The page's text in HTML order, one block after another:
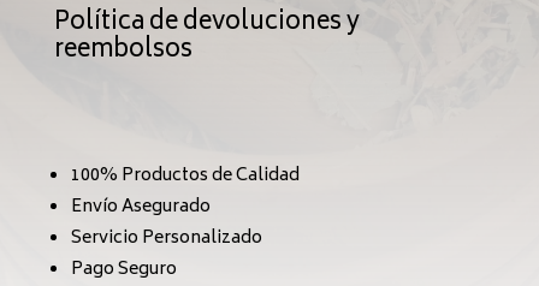
Política de devoluciones y
reembolsos
100% Productos de Calidad
Envío Asegurado
Servicio Personalizado
Pago Seguro